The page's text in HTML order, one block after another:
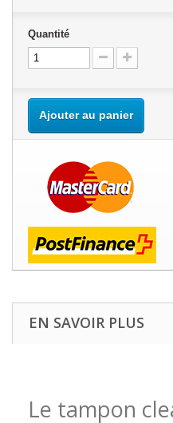
Quantité
Ajouter au panier
EN SAVOIR PLUS
Le tampon